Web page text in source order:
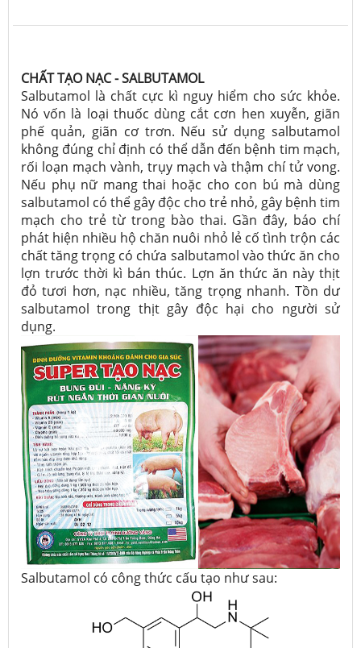
CHẤT TẠO NẠC - SALBUTAMOL
Salbutamol là chất cực kì nguy hiểm cho sức khỏe.
Nó vốn là loại thuốc dùng cắt cơn hen xuyễn, giãn
phế quản, giãn cơ trơn. Nếu sử dụng salbutamol
không đúng chỉ định có thể dẫn đến bệnh tim mạch,
rối loạn mạch vành, trụy mạch và thậm chí tử vong.
Nếu phụ nữ mang thai hoặc cho con bú mà dùng
salbutamol có thể gây độc cho trẻ nhỏ, gây bệnh tim
mạch cho trẻ từ trong bào thai. Gần đây, báo chí
phát hiện nhiều hộ chăn nuôi nhỏ lẻ cố tình trộn các
chất tăng trọng có chứa salbutamol vào thức ăn cho
lợn trước thời kì bán thúc. Lợn ăn thức ăn này thịt
đỏ tươi hơn, nạc nhiều, tăng trọng nhanh. Tồn dư
salbutamol trong thịt gây độc hại cho người sử
dụng.
Salbutamol có công thức cấu tạo như sau: